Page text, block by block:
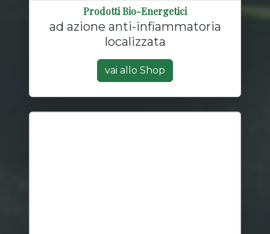
Prodotti Bio-Energetici
ad azione anti-infiammatoria
localizzata
vai allo Shop